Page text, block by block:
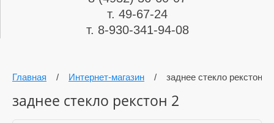
т. 49-67-24
т. 8-930-341-94-08
Главная / Интернет-магазин / заднее стекло рекстон 2
заднее стекло рекстон 2